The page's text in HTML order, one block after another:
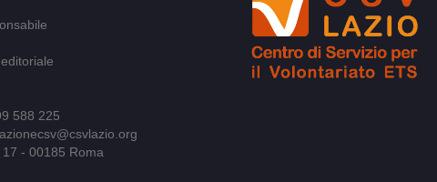
588 225
- 00185 Roma